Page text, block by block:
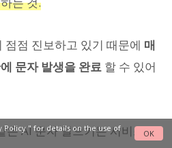
점점 진보하고 있기 때문에 매
문자 발생을 완료 할 수 있어
은 AI 문자 일으키는 서비스를
Policy" for details on the use of
OK